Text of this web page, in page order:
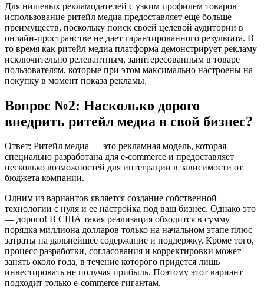
Для нишевых рекламодателей с узким профилем товаров
использование ритейл медиа предоставляет еще больше
преимуществ, поскольку поиск своей целевой аудитории в
онлайн-пространстве не дает гарантированного результата. В
то время как ритейл медиа платформа демонстрирует рекламу
исключительно релевантным, заинтересованным в товаре
пользователям, которые при этом максимально настроены на
покупку в момент показа рекламы.
Вопрос №2: Насколько дорого
внедрить ритейл медиа в свой бизнес?
Ответ: Ритейл медиа — это рекламная модель, которая
специально разработана для e-commerce и предоставляет
несколько возможностей для интеграции в зависимости от
бюджета компании.
Одним из вариантов является создание собственной
технологии с нуля и ее настройка под ваш бизнес. Однако это
— дорого! В США такая реализация обходится в сумму
порядка миллиона долларов только на начальном этапе плюс
затраты на дальнейшее содержание и поддержку. Кроме того,
процесс разработки, согласования и корректировки может
занять около года, в течение которого придется лишь
инвестировать не получая прибыль. Поэтому этот вариант
подходит только e-commerce гигантам.